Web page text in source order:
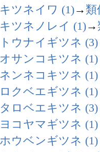
キツネイワ (1)→ 類
キツネノレイ (1)→
トウナイギツネ (3)
オサンコキツネ (1)
ネンネコキツネ (1)
ロクベエギツネ (1)
タロベエキツネ (3)
ヨコヤマギツネ (1)
ホウベンギツネ (1)